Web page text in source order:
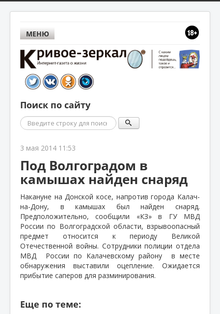
МЕНЮ
Поиск по сайту
Поиск
3 мая 2014 11:53
Под Волгоградом в
камышах найден снаряд
Накануне на Донской косе, напротив города Калач-
на-Дону, в камышах был найден снаряд.
Предположительно, сообщили «КЗ» в ГУ МВД
России по Волгоградской области, взрывоопасный
предмет относится к периоду Великой
Отечественной войны. Сотрудники полиции отдела
МВД
России по Калачевскому району
в месте
обнаружения выставили оцепление. Ожидается
прибытие саперов для разминирования.
Еще по теме: